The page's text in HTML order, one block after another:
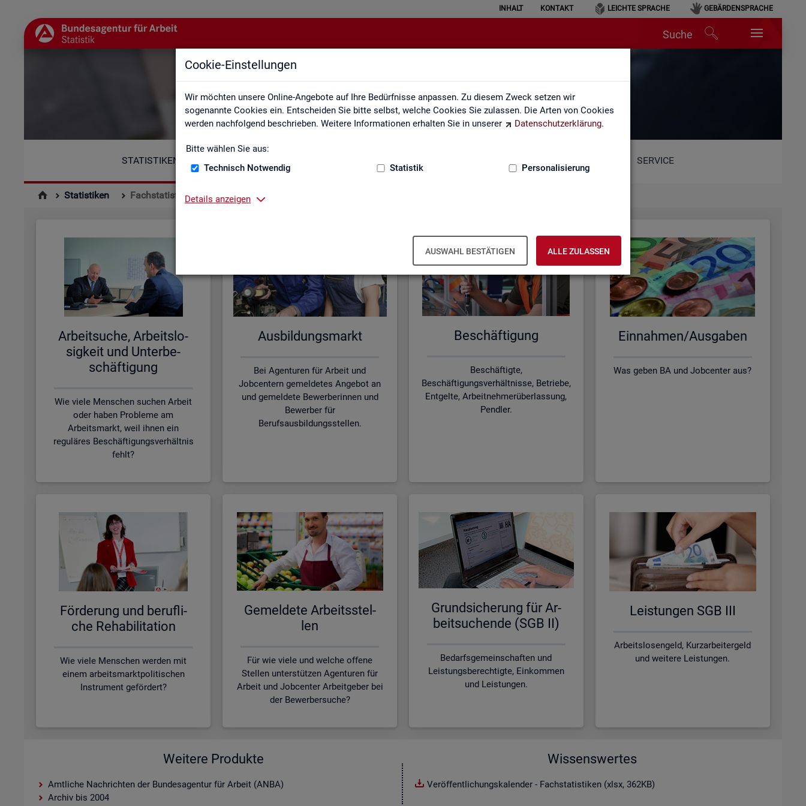
Cookie-Einstellungen
Wir möchten unsere Online-Angebote auf Ihre Bedürfnisse anpassen. Zu diesem Zweck setzen wir
sogenannte Cookies ein. Entscheiden Sie bitte selbst, welche Cookies Sie zulassen. Die Arten von Cookies
werden nachfolgend beschrieben. Weitere Informationen erhalten Sie in unserer
Datenschutzerklärung.
Bitte wählen Sie aus:
Technisch Notwendig
Statistik Personalisierung
Details anzeigen
AUSWAHL BESTÄTIGEN ALLE ZULASSEN
INHALT KONTAKT LEICHTE SPRACHE GEBÄRDENSPRACHE
Suche
Fachstatistiken
STATISTIKEN SERVICE
Statistiken Fachstatistiken
Ar­beit­su­che, Ar­beits­lo­
sig­keit und Un­ter­be­
schäf­ti­gung
Wie viele Menschen suchen Arbeit
oder haben Probleme am
Arbeitsmarkt, weil ihnen ein
reguläres Beschäftigungsverhältnis
fehlt?
Aus­bil­dungs­markt
Bei Agenturen für Arbeit und
Jobcentern gemeldetes Angebot an
und gemeldete Bewerberinnen und
Bewerber für
Berufsausbildungsstellen.
Be­schäf­ti­gung
Beschäftigte,
Beschäftigungsverhältnisse, Betriebe,
Entgelte, Arbeitnehmerüberlassung,
Pendler.
Ein­nah­men/Aus­ga­ben
Was geben BA und Jobcenter aus?
För­de­rung und be­ruf­li­
che Re­ha­bi­li­ta­ti­on
Wie viele Menschen werden mit
einem arbeitsmarktpolitischen
Instrument gefördert?
Ge­mel­de­te Ar­beits­stel­
len
Für wie viele und welche offene
Stellen unterstützen Agenturen für
Arbeit und Jobcenter Arbeitgeber bei
der Bewerbersuche?
Grund­si­che­rung für Ar­
beit­su­chen­de (SGB II)
Bedarfsgemeinschaften und
Leistungsberechtigte, Einkommen
und Leistungen.
Leis­tun­gen SGB III
Arbeitslosengeld, Kurzarbeitergeld
und weitere Leistungen.
Weitere Produkte
Amtliche Nachrichten der Bundesagentur für Arbeit (ANBA)
Archiv bis 2004
Wissenswertes
Veröffentlichungskalender - Fachstatistiken (xlsx, 362KB)